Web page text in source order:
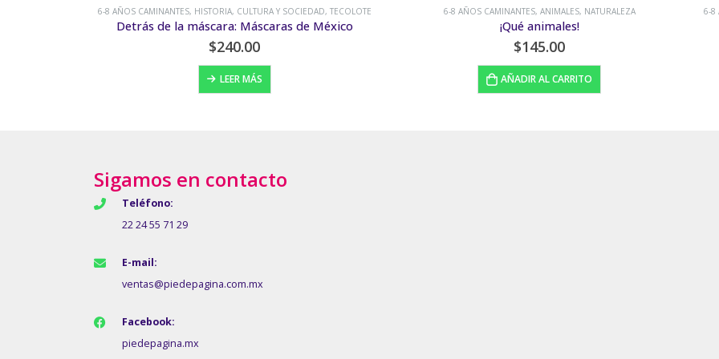
6-8 AÑOS CAMINANTES, ANIMALES ,NATURALEZA
¡Qué animales!
$145.00
AÑADIR AL CARRITO
6-8 AÑOS CAMINANTES,NIÑOS ESPECIALES,TECOLOTE,VALORES Y BUENOS HÁBITOS
Empatados
$160.00
AÑADIR AL CARRITO
6-8
Sigamos en contacto
Teléfono:
22 24 55 71 29
E-mail:
ventas@piedepagina.com.mx
Facebook:
piedepagina.mx